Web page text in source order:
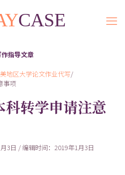
指导文章
地区大学论文作业代写/
事项
科转学申请注意
3日 / 编辑时间：2019年1月3日